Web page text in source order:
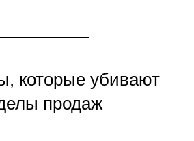
которые убивают
продаж